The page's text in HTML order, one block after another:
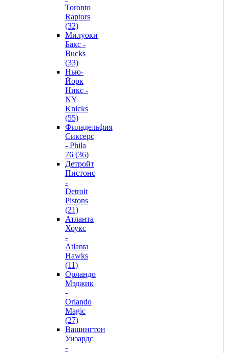
Toronto
Raptors
(32)
Милуоки
Бакс -
Bucks
(33)
Нью-
Йорк
Никс -
NY
Knicks
(55)
Филадельфия
Сиксерс
- Phila
76 (36)
Детройт
Пистонс
-
Detroit
Pistons
(21)
Атланта
Хоукс
-
Atlanta
Hawks
(11)
Орландо
Мэджик
-
Orlando
Magic
(27)
Вашингтон
Уизардс
-